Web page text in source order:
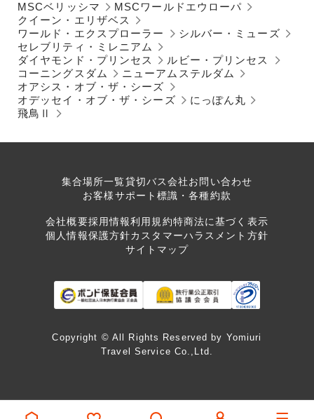
MSCベリッシマ
MSCワールドエウローパ
クイーン・エリザベス
ワールド・エクスプローラー
シルバー・ミューズ
セレブリティ・ミレニアム
ダイヤモンド・プリンセス
ルビー・プリンセス
コーニングスダム
ニューアムステルダム
オアシス・オブ・ザ・シーズ
オデッセイ・オブ・ザ・シーズ
にっぽん丸
飛鳥Ⅱ
集合場所一覧貸切バス会社お問い合わせ
お客様サポート 標識・各種約款
会社概要採用情報利用規約特商法に基づく表示
個人情報保護方針カスタマーハラスメント方針
サイトマップ
Copyright © All Rights Reserved by Yomiuri
Travel Service Co.,Ltd.